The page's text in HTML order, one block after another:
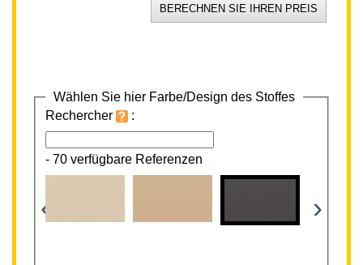
Wählen Sie hier Farbe/Design des Stoffes
Rechercher
:
- 70 verfügbare Referenzen
‹ ›